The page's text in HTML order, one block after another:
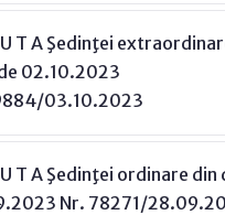
T A Şedinţei
02.10.2023
03.10.2023
T A Şedinţei ordinare din
Nr. 78271/